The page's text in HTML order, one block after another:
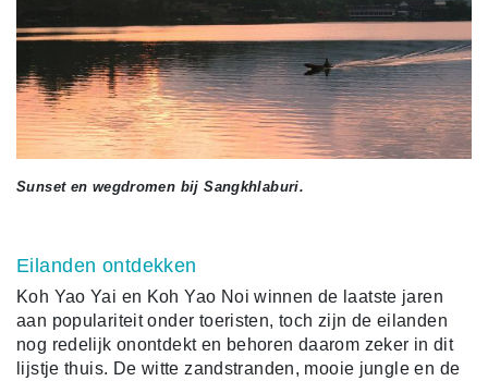
Sunset en wegdromen bij Sangkhlaburi.
Eilanden ontdekken
Koh Yao Yai en Koh Yao Noi winnen de laatste jaren
aan populariteit onder toeristen, toch zijn de eilanden
nog redelijk onontdekt en behoren daarom zeker in dit
lijstje thuis. De witte zandstranden, mooie jungle en de